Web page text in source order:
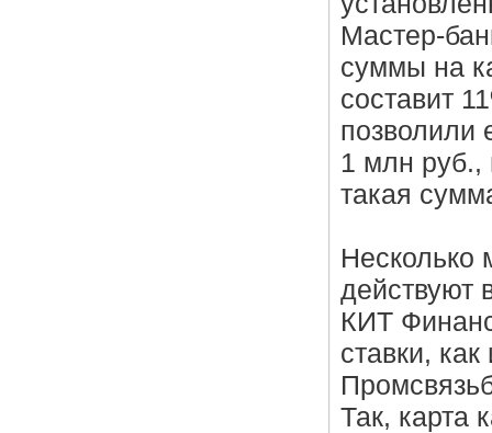
Мастер-
суммы на
составит
позволили
1 млн руб.,
такая
Несколько
действуют
КИТ
ставки,
Так, карта